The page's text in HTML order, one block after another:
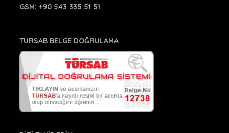
GSM: +90 543 335 51 51
TURSAB BELGE DOĞRULAMA